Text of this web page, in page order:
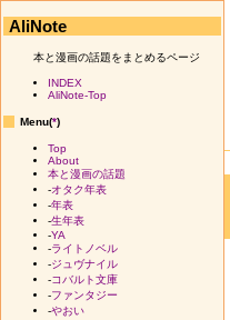
AliNote
本と漫画の話題をまとめるページ
INDEX
AliNote-Top
Menu(*)
Top
About
本と漫画の話題
-オタク年表
-年表
-生年表
-YA
-ライトノベル
-ジュヴナイル
-コバルト文庫
-ファンタジー
-やおい